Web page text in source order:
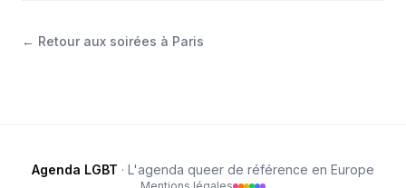
← Retour aux soirées à Paris
Agenda LGBT · L'agenda queer de référence en Europe